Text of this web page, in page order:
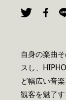
自身の楽曲
スし、
ど幅広い音
観客を魅了